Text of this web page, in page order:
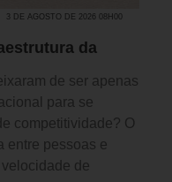
3 DE AGOSTO DE 2026 08H00
da
de ser apenas
para se
competitividade? O
entre pessoas e
de